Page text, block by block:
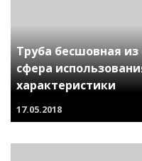
Труба бесшовная
сфера
характеристики
17.05.2018